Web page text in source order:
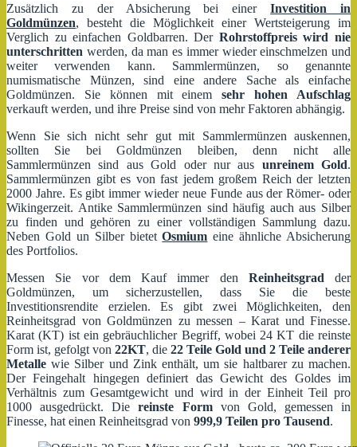
Zusätzlich zu der Absicherung bei einerInvestition in
Goldmünzen, besteht die Möglichkeit einer Wertsteigerung im
Verglich zu einfachen Goldbarren. Der Rohrstoffpreis wird nie
unterschritten werden, da man es immer wieder einschmelzen und
weiter verwenden kann. Sammlermünzen, so genannte
numismatische Münzen, sind eine andere Sache als einfache
Goldmünzen. Sie können mit einem sehr hohen Aufschlag
verkauft werden, und ihre Preise sind von mehr Faktoren abhängig.
Wenn Sie sich nicht sehr gut mit Sammlermünzen auskennen,
sollten Sie bei Goldmünzen bleiben, denn nicht alle
Sammlermünzen sind aus Gold oder nur aus unreinem Gold.
Sammlermünzen gibt es von fast jedem großem Reich der letzten
2000 Jahre. Es gibt immer wieder neue Funde aus der Römer- oder
Wikingerzeit. Antike Sammlermünzen sind häufig auch aus Silber
zu finden und gehören zu einer vollständigen Sammlung dazu.
Neben Gold un Silber bietetOsmium eine ähnliche Absicherung
des Portfolios.
Messen Sie vor dem Kauf immer den Reinheitsgrad der
Goldmünzen, um sicherzustellen, dass Sie die beste
Investitionsrendite erzielen. Es gibt zwei Möglichkeiten, den
Reinheitsgrad von Goldmünzen zu messen – Karat und Finesse.
Karat (KT) ist ein gebräuchlicher Begriff, wobei 24 KT die reinste
Form ist, gefolgt von 22KT, die 22 Teile Gold und 2 Teile anderer
Metalle wie Silber und Zink enthält, um sie haltbarer zu machen.
Der Feingehalt hingegen definiert das Gewicht des Goldes im
Verhältnis zum Gesamtgewicht und wird in der Einheit Teil pro
1000 ausgedrückt. Diereinste Formvon Gold, gemessen in
Finesse, hat einen Reinheitsgrad von 999,9 Teilen pro Tausend.